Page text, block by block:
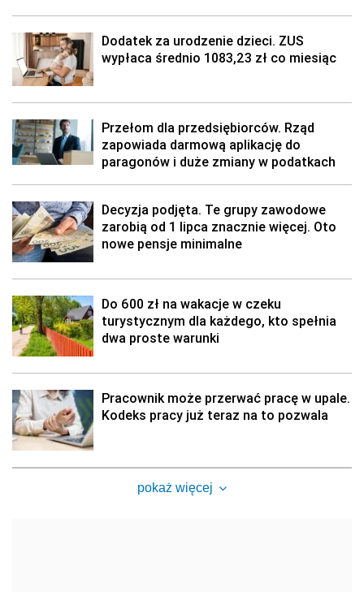
Dodatek za urodzenie dzieci. ZUS
wypłaca średnio 1083,23 zł co miesiąc
Przełom dla przedsiębiorców. Rząd
zapowiada darmową aplikację do
paragonów i duże zmiany w podatkach
Decyzja podjęta. Te grupy zawodowe
zarobią od 1 lipca znacznie więcej. Oto
nowe pensje minimalne
Do 600 zł na wakacje w czeku
turystycznym dla każdego, kto spełnia
dwa proste warunki
Pracownik może przerwać pracę w upale.
Kodeks pracy już teraz na to pozwala
pokaż więcej